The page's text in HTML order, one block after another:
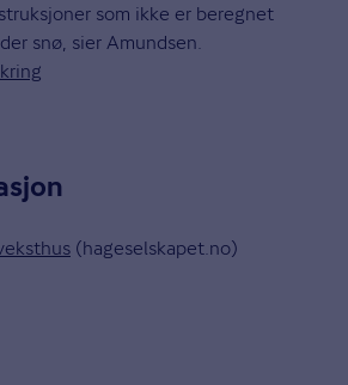
som ikke er beregnet
snø, sier Amundsen.
(hageselskapet.no)